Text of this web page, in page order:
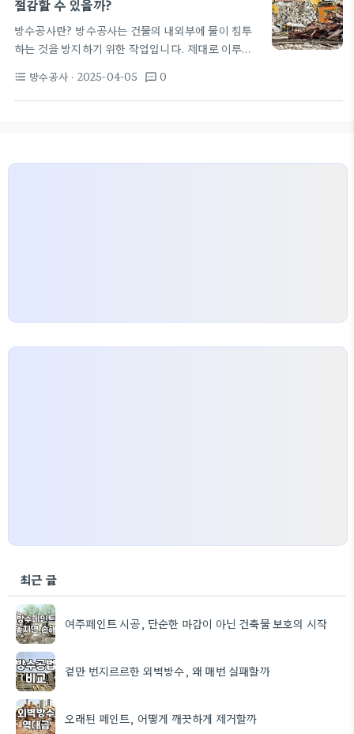
절감할 수 있을까?
방수공사란? 방수공사는 건물의 내외부에 물이 침투
하는 것을 방지하기 위한 작업입니다. 제대로 이루어
가 발생할 수 있습니다. 특히 외벽 방수는 건물 유지
보수의 핵심 단계 중 하나로, 수명과 직결되기 때문에
format_list_bulleted 방수공사 · 2025-04-05 textsms 0
최근 글
여주페인트 시공, 단순한 마감이 아닌 건축물 보호의 시작
겉만 번지르르한 외벽방수, 왜 매번 실패할까
오래된 페인트, 어떻게 깨끗하게 제거할까